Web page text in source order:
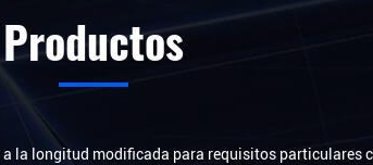
Productos
a la longitud modificada para requisitos particulares